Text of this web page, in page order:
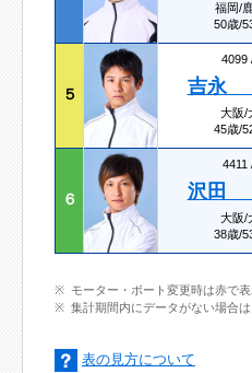
福岡/
50歳/
５
4099
吉永
大阪/
45歳/
６
4411
沢田
大阪/
38歳/
モーター・ボート変更時は赤で表
集計期間内にデータがない場合は
表の見方について